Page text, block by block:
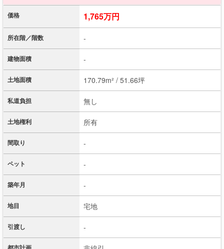
価格 1,765万円
所在階／階数 -
建物面積 -
土地面積 170.79m² / 51.66坪
私道負担 無し
土地権利 所有
間取り -
ペット -
築年月 -
地目 宅地
引渡し -